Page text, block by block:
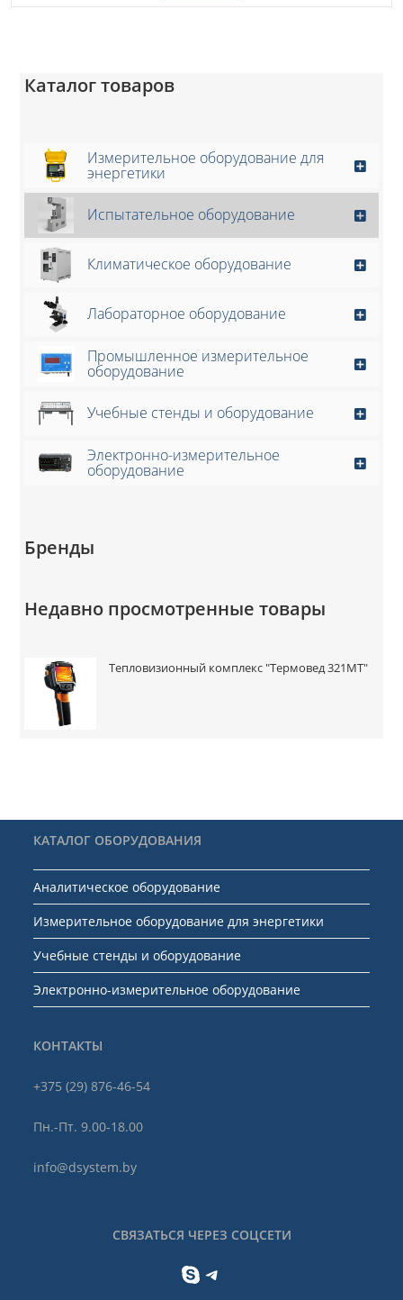
Каталог товаров
Измерительное оборудование для
энергетики
Испытательное оборудование
Климатическое оборудование
Лабораторное оборудование
Промышленное измерительное
оборудование
Учебные стенды и оборудование
Электронно-измерительное
оборудование
Бренды
Недавно просмотренные товары
Тепловизионный комплекс "Термовед 321МТ"
КАТАЛОГ ОБОРУДОВАНИЯ
Аналитическое оборудование
Измерительное оборудование для энергетики
Учебные стенды и оборудование
Электронно-измерительное оборудование
КОНТАКТЫ
+375 (29) 876-46-54
Пн.-Пт. 9.00-18.00
info@dsystem.by
СВЯЗАТЬСЯ ЧЕРЕЗ СОЦСЕТИ
SkypeTelegram